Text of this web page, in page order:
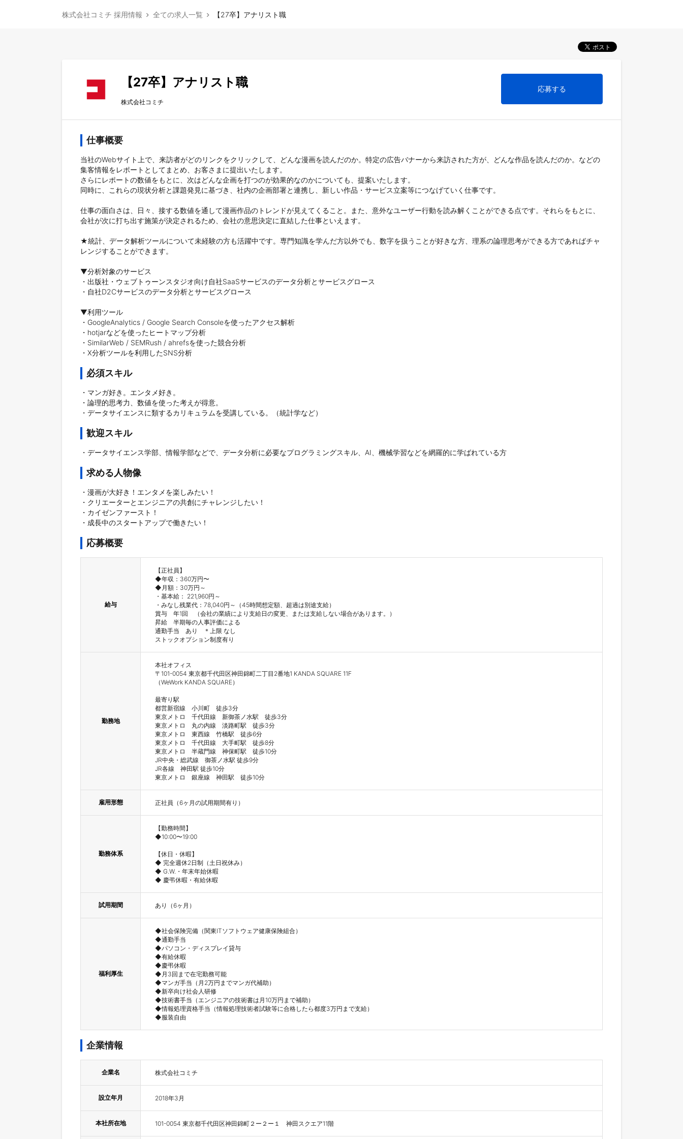
株式会社コミチ 採用情報 全ての求人一覧 【27卒】アナリスト職
【27卒】アナリスト職
株式会社コミチ
応募する
仕事概要
当社のWebサイト上で、来訪者がどのリンクをクリックして、どんな漫画を読んだのか。特定の広告バナーから来訪された方が、どんな作品を読んだのか。などの
集客情報をレポートとしてまとめ、お客さまに提出いたします。
さらにレポートの数値をもとに、次はどんな企画を打つのが効果的なのかについても、提案いたします。
同時に、これらの現状分析と課題発見に基づき、社内の企画部署と連携し、新しい作品・サービス立案等につなげていく仕事です。
仕事の面白さは、日々、接する数値を通して漫画作品のトレンドが見えてくること。また、意外なユーザー行動を読み解くことができる点です。それらをもとに、
会社が次に打ち出す施策が決定されるため、会社の意思決定に直結した仕事といえます。
★統計、データ解析ツールについて未経験の方も活躍中です。専門知識を学んだ方以外でも、数字を扱うことが好きな方、理系の論理思考ができる方であればチャ
レンジすることができます。
▼分析対象のサービス
・出版社・ウェブトゥーンスタジオ向け自社SaaSサービスのデータ分析とサービスグロース
・自社D2Cサービスのデータ分析とサービスグロース
▼利用ツール
・GoogleAnalytics / Google Search Consoleを使ったアクセス解析
・hotjarなどを使ったヒートマップ分析
・SimilarWeb / SEMRush / ahrefsを使った競合分析
必須スキル
・マンガ好き。エンタメ好き。
・論理的思考力、数値を使った考えが得意。
・データサイエンスに類するカリキュラムを受講している。（統計学など）
歓迎スキル
・データサイエンス学部、情報学部などで、データ分析に必要なプログラミングスキル、AI、機械学習などを網羅的に学ばれている方
求める人物像
・漫画が大好き！エンタメを楽しみたい！
・クリエーターとエンジニアの共創にチャレンジしたい！
・カイゼンファースト！
・成長中のスタートアップで働きたい！
応募概要
給与
【正社員】
◆年収：360万円〜
◆月額：30万円～
・基本給： 221,960円～
・みなし残業代：78,040円～（45時間想定額、超過は別途支給）
賞与　年1回　（会社の業績により支給日の変更、または支給しない場合があります。）
昇給　半期毎の人事評価による
通勤手当　あり　＊上限 なし
ストックオプション制度有り
勤務地
本社オフィス
〒101-0054 東京都千代田区神田錦町二丁目2番地1 KANDA SQUARE 11F
（WeWork KANDA SQUARE）
最寄り駅
都営新宿線　小川町　徒歩3分
東京メトロ　千代田線　新御茶ノ水駅　徒歩3分
東京メトロ　丸の内線　淡路町駅　徒歩3分
東京メトロ　東西線　竹橋駅　徒歩6分
東京メトロ　千代田線　大手町駅　徒歩8分
東京メトロ　半蔵門線　神保町駅　徒歩10分
JR中央・総武線　御茶ノ水駅 徒歩9分
JR各線　神田駅 徒歩10分
東京メトロ　銀座線　神田駅　徒歩10分
雇用形態 正社員（6ヶ月の試用期間有り）
勤務体系
【勤務時間】
◆10:00〜19:00
【休日・休暇】
◆ 完全週休2日制（土日祝休み）
◆ G.W.・年末年始休暇
試用期間 あり（6ヶ月）
福利厚生
◆社会保険完備（関東ITソフトウェア健康保険組合）
◆通勤手当
◆パソコン・ディスプレイ貸与
◆有給休暇
◆慶弔休暇
◆月3回まで在宅勤務可能
◆マンガ手当（月2万円までマンガ代補助）
◆新卒向け社会人研修
◆技術書手当（エンジニアの技術書は月10万円まで補助）
◆情報処理資格手当（情報処理技術者試験等に合格したら都度3万円まで支給）
◆服装自由
企業情報
企業名 株式会社コミチ
設立年月 2018年3月
本社所在地 101-0054 東京都千代田区神田錦町２ー２ー１　神田スクエア11階